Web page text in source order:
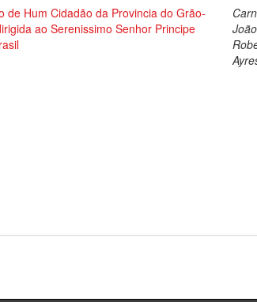
de Hum Cidadão da Provincia do Grão-
ao Serenissimo Senhor Principe
João